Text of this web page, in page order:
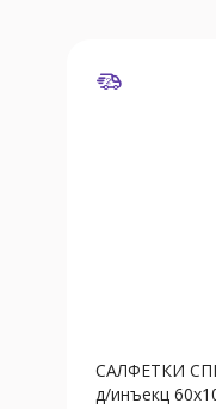
САЛФЕТКИ
д/инъекц